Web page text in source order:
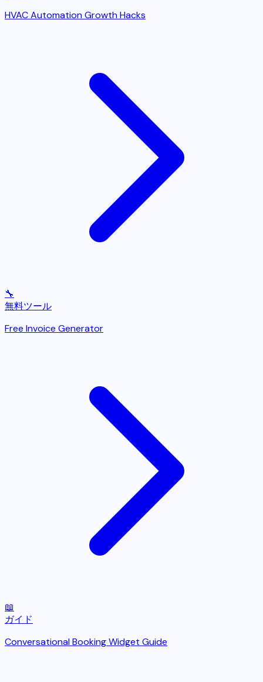
HVAC Automation Growth Hacks
🔧
無料ツール
Free Invoice Generator
📖
ガイド
Conversational Booking Widget Guide